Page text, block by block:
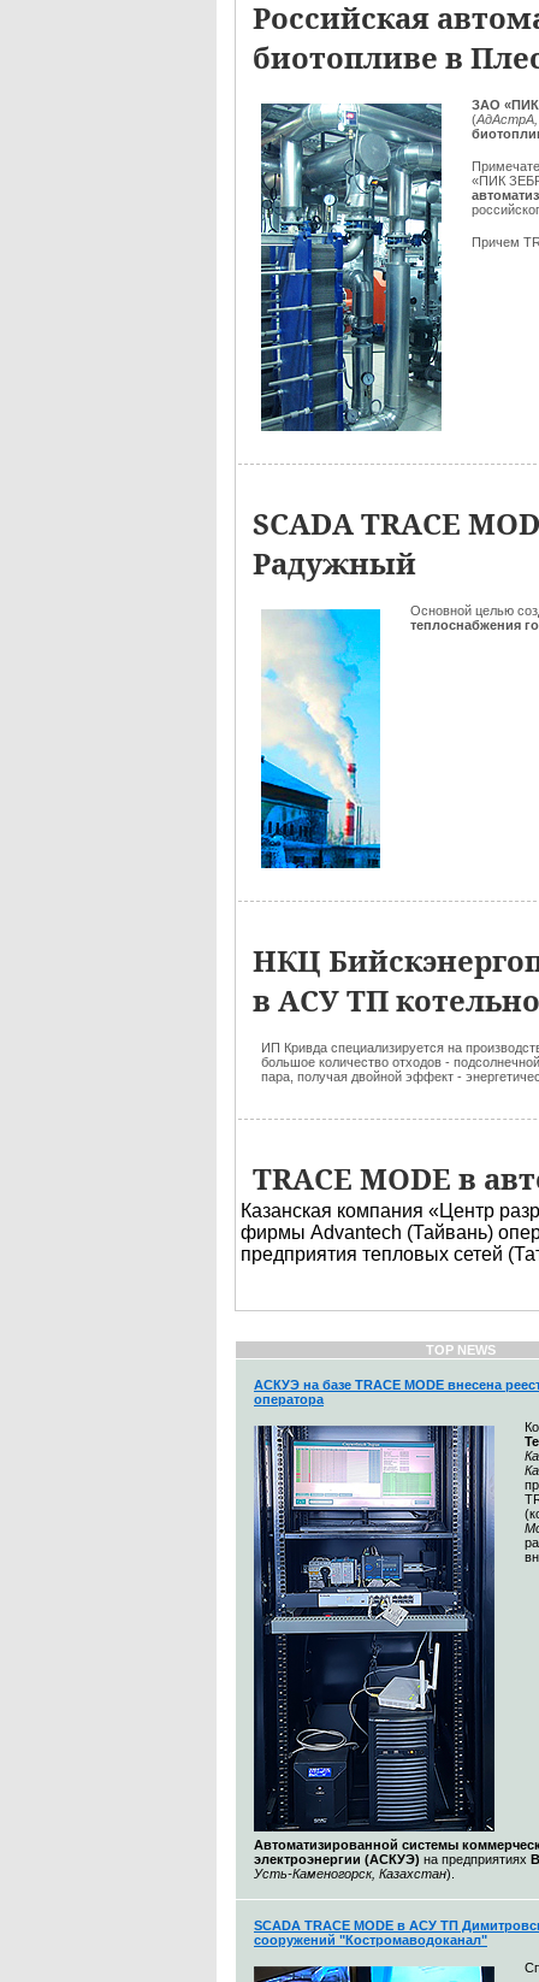
Российская
биотопливе в
ЗАО
(АдАстрА,
«ПИК
Причем
SCADA TRACE
Радужный
Основной целью
теплоснабжения
НКЦ
в АСУ ТП
ИП Кривда специализируется на
большое количество отходов -
пара, получая двойной эффект -
TRACE MODE в
Казанская компания «Центр
фирмы Advantech (Тайвань)
предприятия тепловых сетей
TOP NEWS
АСКУЭ на базе TRACE MODE внесена
оператора
Автоматизированной системы
электроэнергии (АСКУЭ) на предприятиях
Усть-Каменогорск, Казахстан).
SCADA TRACE MODE в АСУ ТП
сооружений "Костромаводоканал"